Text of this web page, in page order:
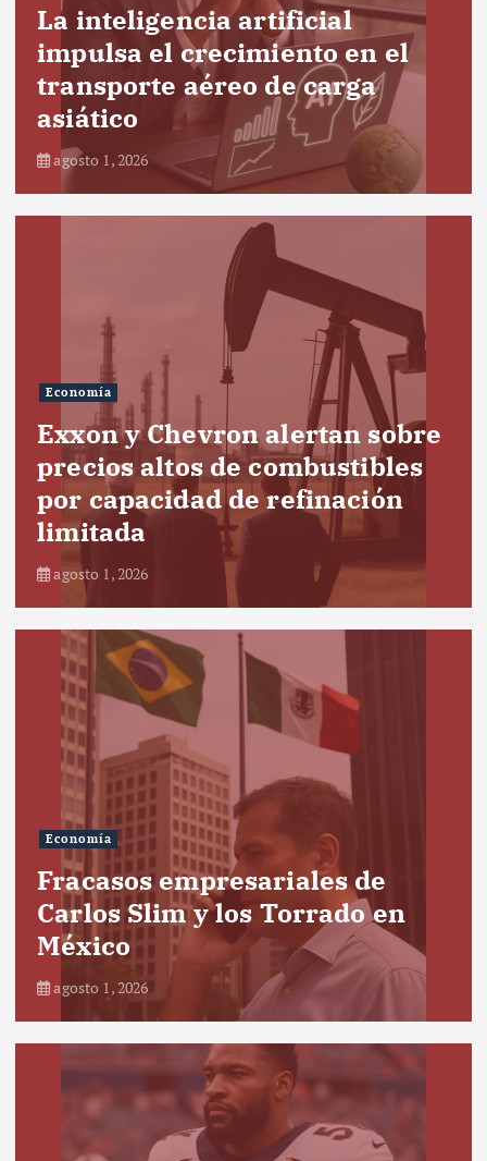
La inteligencia artificial
impulsa el crecimiento en el
transporte aéreo de carga
asiático
agosto 1, 2026
Economía
Exxon y Chevron alertan sobre
precios altos de combustibles
por capacidad de refinación
limitada
agosto 1, 2026
Economía
Fracasos empresariales de
Carlos Slim y los Torrado en
México
agosto 1, 2026